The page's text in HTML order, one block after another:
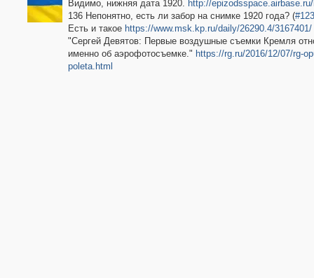
Видимо, нижняя дата 1920. http://
136 Непонятно, есть ли забор на снимке 1920 года? (
Есть и такое https://www.msk.kp.ru/daily/26290.4/3167401/
"Сергей Девятов: Первые воздушные съемки Кремля
именно об аэрофотосъемке." https://rg.ru/2016/12/07/rg-
poleta.html